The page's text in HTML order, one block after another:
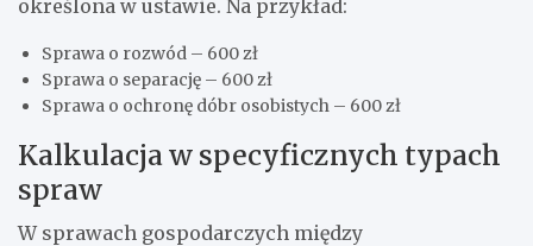
określona w ustawie. Na przykład:
Sprawa o rozwód – 600 zł
Sprawa o separację – 600 zł
Sprawa o ochronę dóbr osobistych – 600 zł
Kalkulacja w specyficznych typach
spraw
W sprawach gospodarczych między